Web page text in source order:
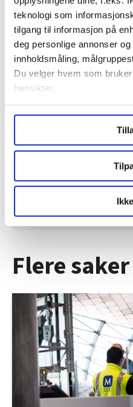
teknologi som
tilgang til informasjon på
deg personlige annonser
innholdsmåling,
Du velger hvem som
hensikter.
Undermer infokan du lese
data behandles og
brukes. Du kan hele tiden
samtykke fra erklæringen
LO Medias publikasjoner
og fontene.no bruker
lære hvordan våre
Vi deler bare informasjon
innenfor analyse og
oversikten lengre ned på
Regionleder
Fellesforbundet
Moelv
Flere saker